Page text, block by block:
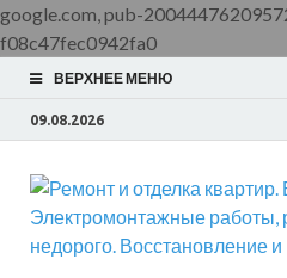
google.com, pub-
f08c47fec0942fa0
ВЕРХНЕЕ МЕНЮ
09.08.2026